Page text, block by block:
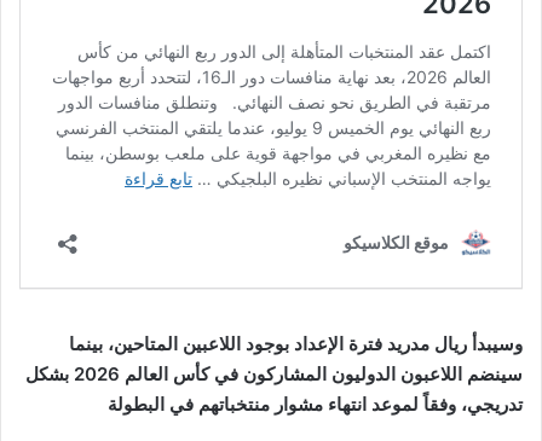
وسيبدأ ريال مدريد فترة الإعداد بوجود اللاعبين المتاحين، بينما
سينضم اللاعبون الدوليون المشاركون في كأس العالم 2026 بشكل
تدريجي، وفقاً لموعد انتهاء مشوار منتخباتهم في البطولة